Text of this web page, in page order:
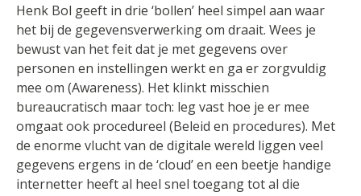
Henk Bol geeft in drie ‘bollen’ heel simpel aan waar
het bij de gegevensverwerking om draait. Wees je
bewust van het feit dat je met gegevens over
personen en instellingen werkt en ga er zorgvuldig
mee om (Awareness). Het klinkt misschien
bureaucratisch maar toch: leg vast hoe je er mee
omgaat ook procedureel (Beleid en procedures). Met
de enorme vlucht van de digitale wereld liggen veel
gegevens ergens in de ‘cloud’ en een beetje handige
internetter heeft al heel snel toegang tot al die